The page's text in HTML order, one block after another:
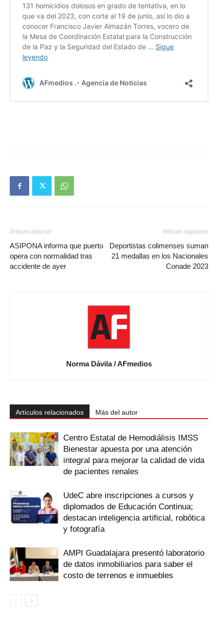
Artículo anterior
ASIPONA informa que puerto
opera con normalidad tras
accidente de ayer
Artículo siguiente
Deportistas colimenses suman
21 medallas en los Nacionales
Conade 2023
Norma Dávila / AFmedios
Artículos relacionados Más del autor
Centro Estatal de Hemodiálisis IMSS
Bienestar apuesta por una atención
integral para mejorar la calidad de vida
de pacientes renales
UdeC abre inscripciones a cursos y
diplomados de Educación Continua;
destacan inteligencia artificial, robótica
y fotografía
AMPI Guadalajara presentó laboratorio
de datos inmobiliarios para saber el
costo de terrenos e inmuebles